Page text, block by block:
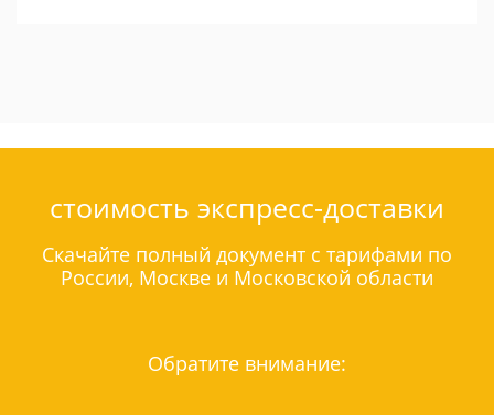
стоимость экспресс-доставки
Скачайте полный документ с тарифами по
России, Москве и Московской области
Обратите внимание: